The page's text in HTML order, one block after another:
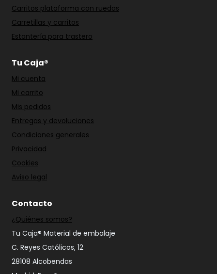
Carritos plataforma con ruedas
Carretillas y carritos
Estantería para trastero
Tu Caja®
Mi cuenta
Mi carrito
Mis pedidos
Entregas y devoluciones
Condiciones generales
Privacidad
Cookies
Aviso legal
Contacto
¿Quiénes somos?
Tu Caja® Material de embalaje
C. Reyes Católicos, 12
28108 Alcobendas